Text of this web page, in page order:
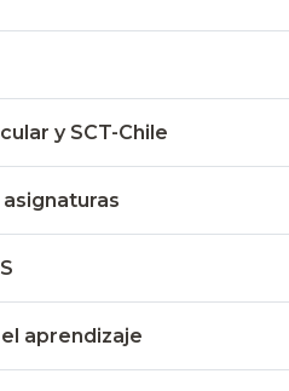
y SCT-Chile
aprendizaje